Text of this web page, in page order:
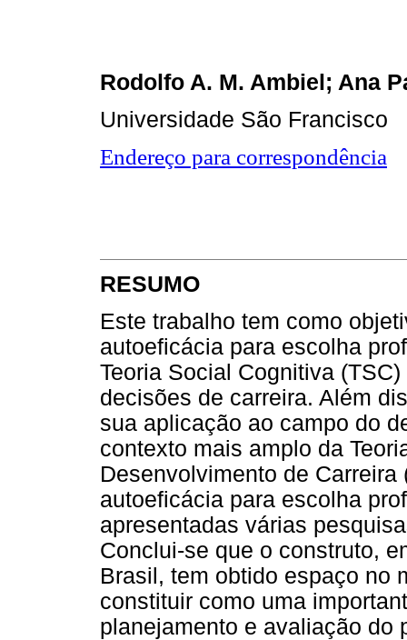
Rodolfo A. M. Ambiel; Ana
Universidade São Francisco
Endereço para correspondência
RESUMO
Este trabalho tem como
autoeficácia para escolha
Teoria Social Cognitiva
decisões de carreira. Além
sua aplicação ao campo do
contexto mais amplo da
Desenvolvimento de
autoeficácia para escolha
apresentadas várias
Conclui-se que o construto,
Brasil, tem obtido espaço no
constituir como uma
planejamento e avaliação do